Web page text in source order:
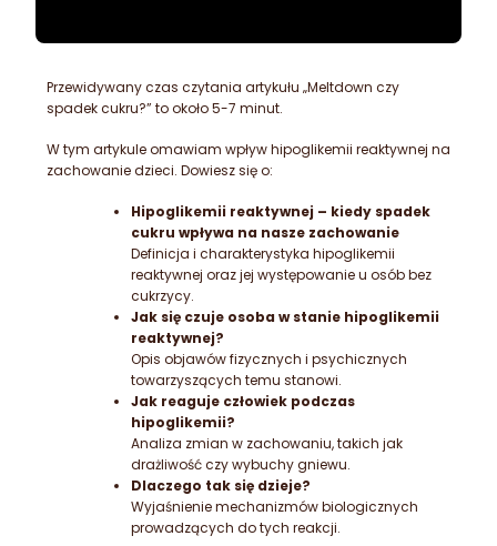
Przewidywany czas czytania artykułu „Meltdown czy
spadek cukru?” to około 5-7 minut.
W tym artykule omawiam wpływ hipoglikemii reaktywnej na
zachowanie dzieci. Dowiesz się o:​
Hipoglikemii reaktywnej – kiedy spadek
cukru wpływa na nasze zachowanie
Definicja i charakterystyka hipoglikemii
reaktywnej oraz jej występowanie u osób bez
cukrzycy.
Jak się czuje osoba w stanie hipoglikemii
reaktywnej?
Opis objawów fizycznych i psychicznych
towarzyszących temu stanowi.
Jak reaguje człowiek podczas
hipoglikemii?
Analiza zmian w zachowaniu, takich jak
drażliwość czy wybuchy gniewu.
Dlaczego tak się dzieje?
Wyjaśnienie mechanizmów biologicznych
prowadzących do tych reakcji.